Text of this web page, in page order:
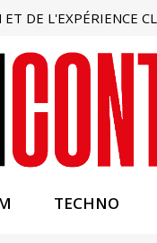
DE L'EXPÉRIENCE
TECHNO